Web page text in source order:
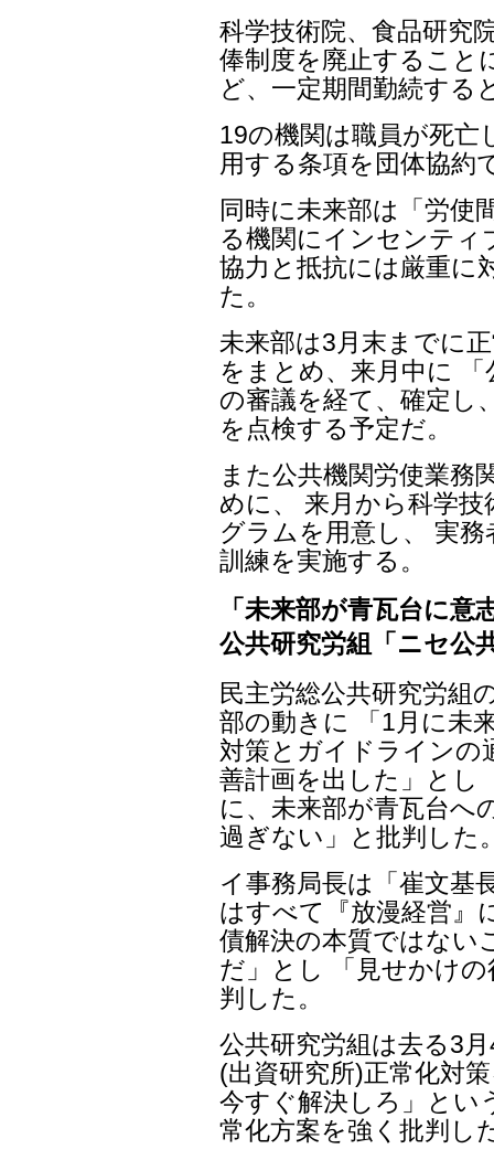
科学技術院、食品研究
俸制度を廃止すること
ど、一定期間勤続する
19の機関は職員が死亡
用する条項を団体協約
同時に未来部は「労使
る機関にインセンティ
協力と抵抗には厳重に
た。
未来部は3月末までに
をまとめ、来月中に
の審議を経て、確定し
を点検する予定だ。
また公共機関労使業務
めに、 来月から科学
グラムを用意し、 実
訓練を実施する。
「未来部が青瓦台に
公共研究労組「ニセ公
民主労総公共研究労組
部の動きに 「1月に未
対策とガイドラインの
善計画を出した」とし
に、未来部が青瓦台へ
過ぎない」と批判した
イ事務局長は「崔文基
はすべて『放漫経営』
債解決の本質ではない
だ」とし 「見せかけ
判した。
公共研究労組は去る3
(出資研究所)正常化対
今すぐ解決しろ」とい
常化方案を強く批判し